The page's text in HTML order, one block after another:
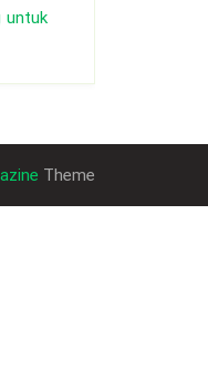
untuk
Theme